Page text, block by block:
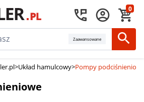
0
Zaawansowane
>Układ hamulcowy>Pompy